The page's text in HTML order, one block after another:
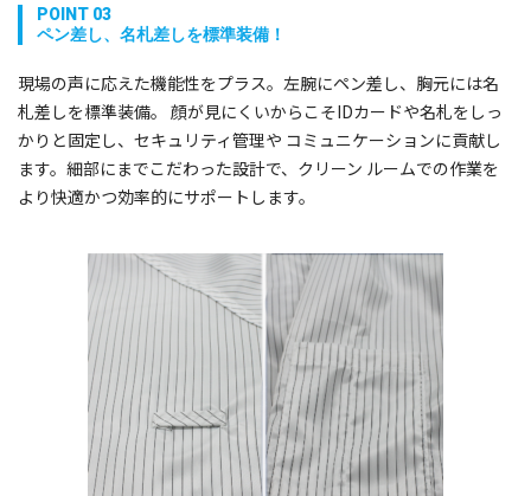
POINT 03
ペン差し、名札差しを標準装備！
現場の声に応えた機能性をプラス。左腕にペン差し、胸元には名
札差しを標準装備。 顔が見にくいからこそIDカードや名札をしっ
かりと固定し、セキュリティ管理や コミュニケーションに貢献し
ます。細部にまでこだわった設計で、クリーン ルームでの作業を
より快適かつ効率的にサポートします。